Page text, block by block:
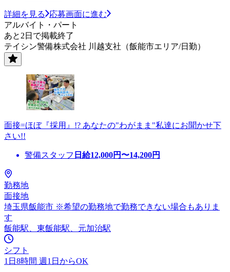
詳細を見る
応募画面に進む
アルバイト・パート
あと2日で掲載終了
テイシン警備株式会社 川越支社（飯能市エリア/日勤）
面接=ほぼ『採用』!? あなたの"わがまま"私達にお聞かせ下
さい!!
警備スタッフ 日給12,000円〜14,200円
勤務地
面接地
埼玉県飯能市 ※希望の勤務地で勤務できない場合もありま
す
飯能駅、東飯能駅、元加治駅
シフト
1日8時間 週1日からOK